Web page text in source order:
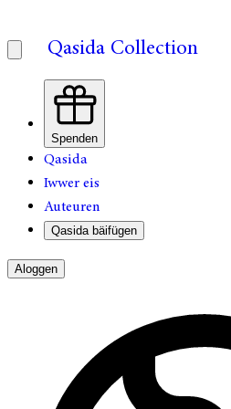
Qasida Collection
Spenden
Qasida
Iwwer eis
Auteuren
Qasida bäifügen
Aloggen